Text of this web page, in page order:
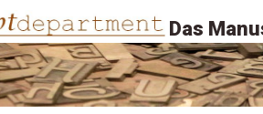
Das